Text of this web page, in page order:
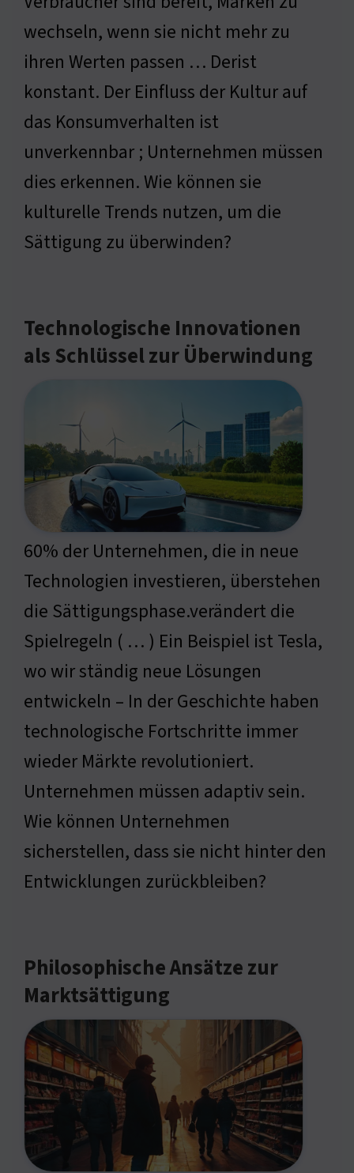
wechseln, wenn sie nicht mehr zu
ihren Werten passen … Derist
konstant. Der Einfluss der Kultur auf
das Konsumverhalten ist
unverkennbar ; Unternehmen müssen
dies erkennen. Wie können sie
kulturelle Trends nutzen, um die
Sättigung zu überwinden?
Technologische Innovationen
als Schlüssel zur Überwindung
60% der Unternehmen, die in neue
Technologien investieren, überstehen
die Sättigungsphase.verändert die
Spielregeln ( … ) Ein Beispiel ist Tesla,
wo wir ständig neue Lösungen
entwickeln – In der Geschichte haben
technologische Fortschritte immer
wieder Märkte revolutioniert.
Unternehmen müssen adaptiv sein.
Wie können Unternehmen
sicherstellen, dass sie nicht hinter den
Entwicklungen zurückbleiben?
Philosophische Ansätze zur
Marktsättigung